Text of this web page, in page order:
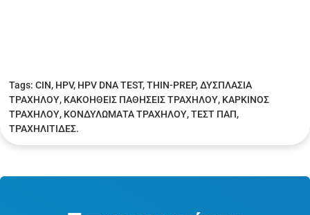
Tags:CIN, HPV, HPV DNA TEST,THIN-PREP,ΔΥΣΠΛΑΣΙΑ
ΤΡΑΧΗΛΟΥ, ΚΑΚΟΗΘΕΙΣ ΠΑΘΗΣΕΙΣ ΤΡΑΧΗΛΟΥ, ΚΑΡΚΙΝΟΣ
ΤΡΑΧΗΛΟΥ, ΚΟΝΔΥΛΩΜΑΤΑ ΤΡΑΧΗΛΟΥ,ΤΕΣΤ ΠΑΠ,
ΤΡΑΧΗΛΙΤΙΔΕΣ.